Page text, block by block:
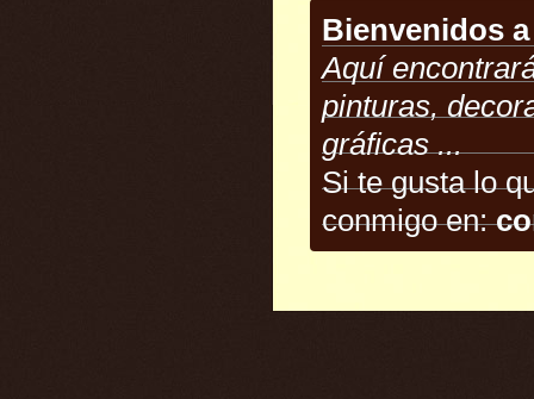
Bienvenidos
Aquí
pinturas,
gráficas ...
Si te gusta lo
conmigo en: